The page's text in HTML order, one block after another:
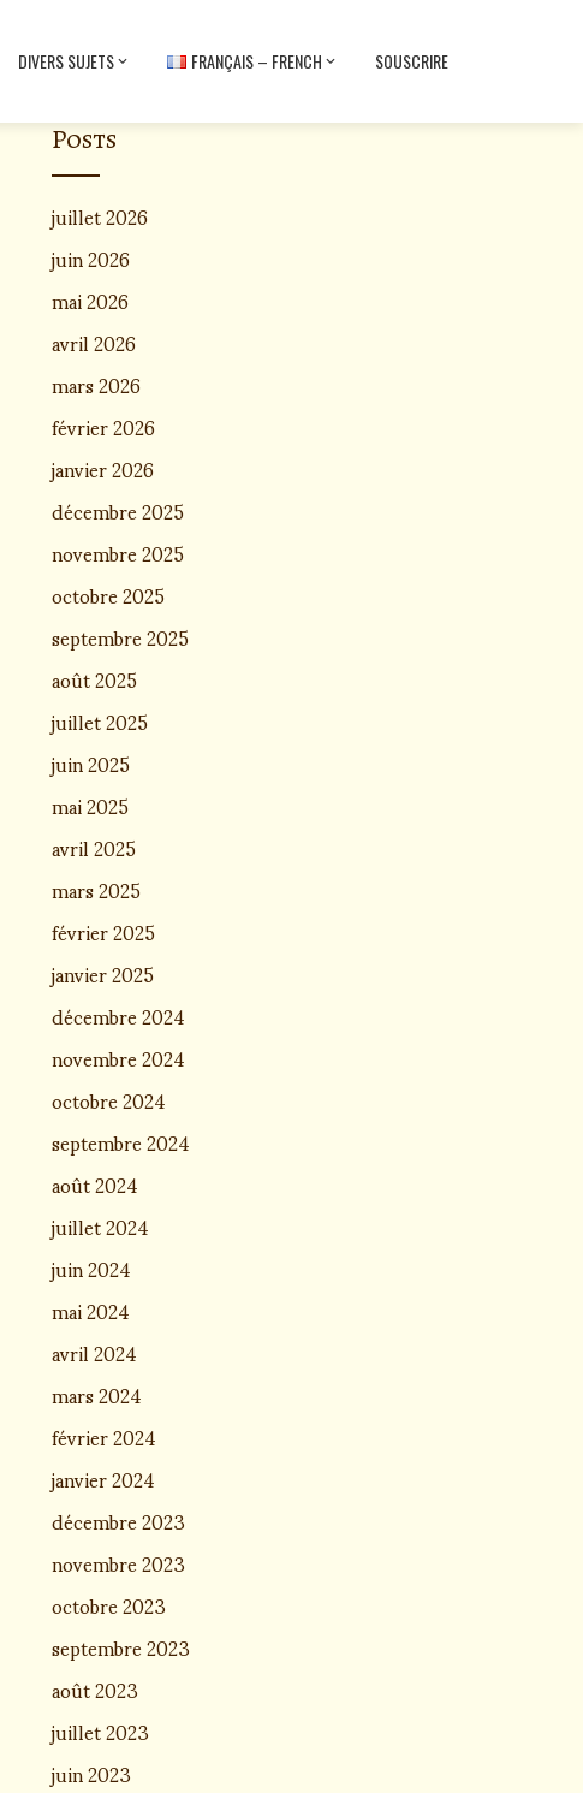
DIVERS SUJETS FRANÇAIS – FRENCH SOUSCRIRE
Posts
juillet 2026
juin 2026
mai 2026
avril 2026
mars 2026
février 2026
janvier 2026
décembre 2025
novembre 2025
octobre 2025
septembre 2025
août 2025
juillet 2025
juin 2025
mai 2025
avril 2025
mars 2025
février 2025
janvier 2025
décembre 2024
novembre 2024
octobre 2024
septembre 2024
août 2024
juillet 2024
juin 2024
mai 2024
avril 2024
mars 2024
février 2024
janvier 2024
décembre 2023
novembre 2023
octobre 2023
septembre 2023
août 2023
juillet 2023
juin 2023